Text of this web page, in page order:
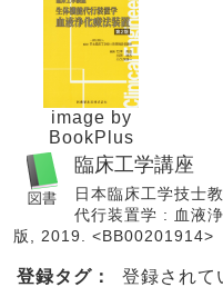
image by
BookPlus
臨床工学講座
日本臨床工学技士
代行装置学 : 血液
版, 2019. <BB00201914>
登録タグ：
登録されて